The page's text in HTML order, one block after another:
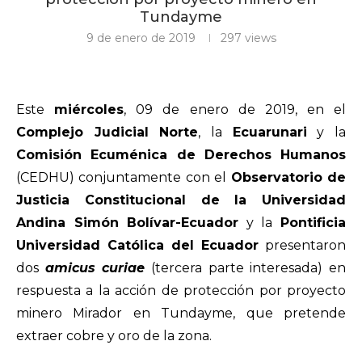
Tundayme
9 de enero de 2019 297 views
Este miércoles, 09 de enero de 2019, en el
Complejo Judicial Norte, la Ecuarunari y la
Comisión Ecuménica de Derechos Humanos
(CEDHU) conjuntamente con el Observatorio de
Justicia Constitucional de la Universidad
Andina Simón Bolívar-Ecuador y la
Pontificia
Universidad Católica del Ecuador presentaron
dos amicus curiae (tercera parte interesada) en
respuesta a la acción de protección por proyecto
minero Mirador en Tundayme, que pretende
extraer cobre y oro de la zona.